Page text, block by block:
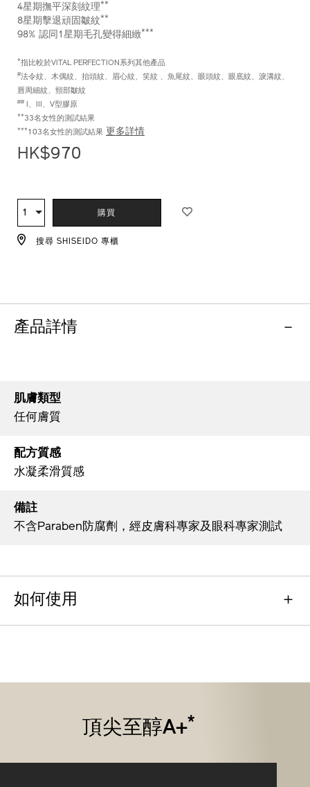
4星期撫平深刻紋理**
8星期擊退頑固皺紋**
98% 認同1星期毛孔變得細緻***
*指比較於VITAL PERFECTION系列其他產品
#法令紋、木偶紋、抬頭紋、眉心紋、笑紋 、魚尾紋、眼頭紋、眼底紋、淚溝紋、
唇周細紋、頸部皺紋
## I、III、V型膠原
**33名女性的測試結果
*** 103名女性的測試結果 更多詳情
HK$970
TO
CART
OPTIONS
ACTIONS
數
量
1 購買
搜尋 SHISEIDO 專櫃
產品詳情
肌膚類型
任何膚質
配方質感
水凝柔滑質感
備註
不含Paraben防腐劑，經皮膚科專家及眼科專家測試
如何使用
頂尖至醇A+*